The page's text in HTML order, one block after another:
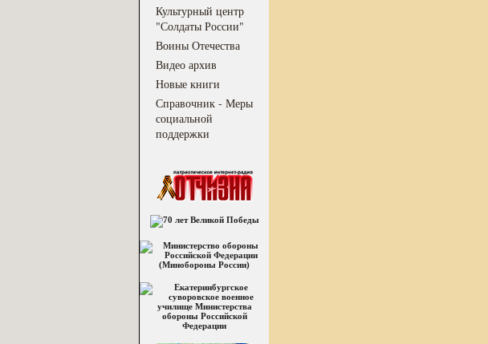
Культурный центр
"Солдаты России"
Воины Отечества
Видео архив
Новые книги
Справочник - Меры
социальной
поддержки